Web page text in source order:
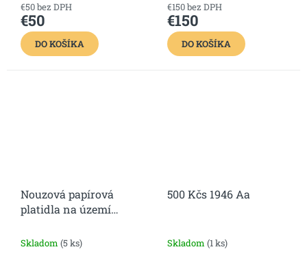
€50 bez DPH
€50
DO KOŠÍKA
€150 bez DPH
€150
DO KOŠÍKA
Nouzová papírová
platidla na území
1950
Skladom (5 ks)
500 Kčs 1946 Aa
Skladom (1 ks)